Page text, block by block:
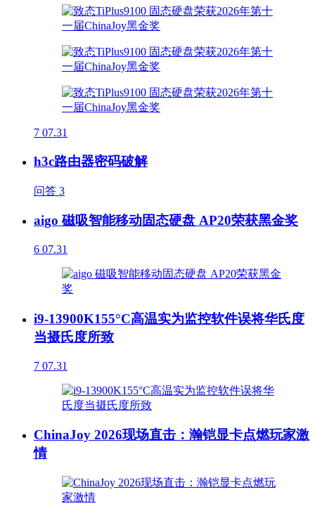
7 07.31
h3c路由器密码破解
问答 3
aigo 磁吸智能移动固态硬盘 AP20荣获黑金奖
6 07.31
i9-13900K155°C高温实为监控软件误将华氏度
当摄氏度所致
7 07.31
ChinaJoy 2026现场直击：瀚铠显卡点燃玩家激
情